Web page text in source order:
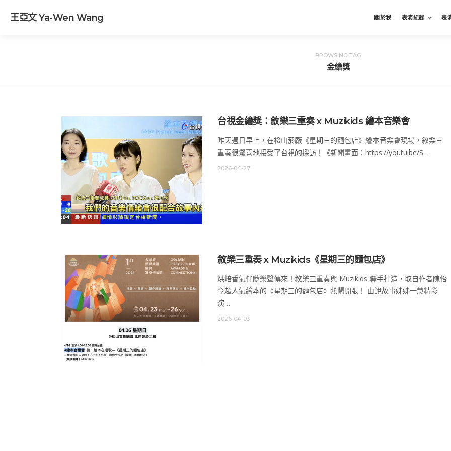
王亞文 Ya-Wen Wang 關於我 表演紀錄 表
BROWSING TAG
金繪獎
台視金繪獎：敘樂三重奏 x Muzikids 繪本音樂會
昨天週日早上，在松山菸廠《星期三的麵包店》繪本音樂會現場，敘樂三
重奏很驚喜地接受了台視的採訪！《新聞畫面：https://youtu.be/S…
2026-04-27
敘樂三重奏 x Muzikids《星期三的麵包店》
烘焙香氣伴隨樂聲傳來！敘樂三重奏與 Muzikids 聯手打造，取自作者陳怡
今超人氣繪本的《星期三的麵包店》熱鬧開張！ 由說故事姊姊一慧精彩
演…
2026-04-03